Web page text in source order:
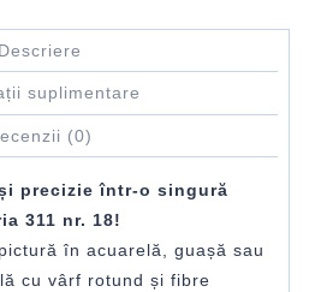
Descriere
suplimentare
(0)
precizie într-o singură
311 nr. 18!
în acuarelă, guașă sau
cu vârf rotund și fibre